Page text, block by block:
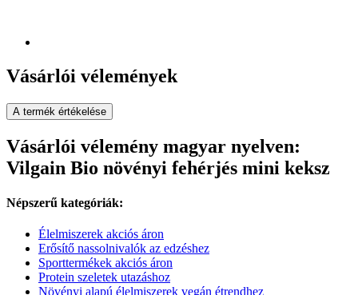
Vásárlói vélemények
A termék értékelése
Vásárlói vélemény magyar nyelven:
Vilgain Bio növényi fehérjés mini keksz
Népszerű kategóriák:
Élelmiszerek akciós áron
Erősítő nassolnivalók az edzéshez
Sporttermékek akciós áron
Protein szeletek utazáshoz
Növényi alapú élelmiszerek vegán étrendhez